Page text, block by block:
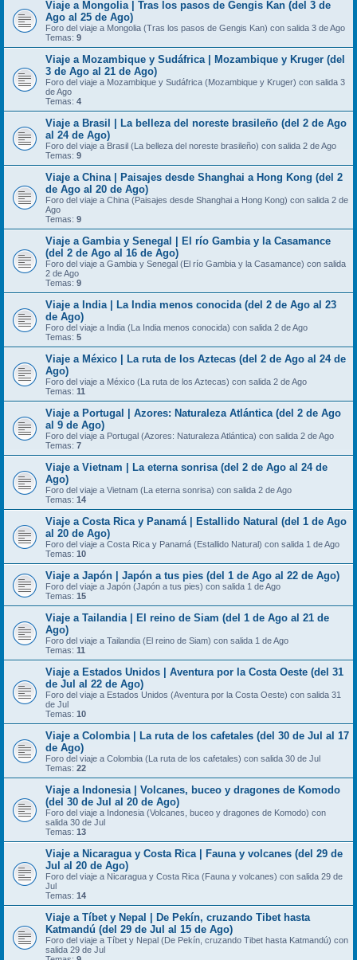
Viaje a Mongolia | Tras los pasos de Gengis Kan (del 3 de
Ago al 25 de Ago)
Foro del viaje a Mongolia (Tras los pasos de Gengis Kan) con salida 3 de Ago
Temas: 9
Viaje a Mozambique y Sudáfrica | Mozambique y Kruger (del
3 de Ago al 21 de Ago)
Foro del viaje a Mozambique y Sudáfrica (Mozambique y Kruger) con salida 3
de Ago
Temas: 4
Viaje a Brasil | La belleza del noreste brasileño (del 2 de Ago
al 24 de Ago)
Foro del viaje a Brasil (La belleza del noreste brasileño) con salida 2 de Ago
Temas: 9
Viaje a China | Paisajes desde Shanghai a Hong Kong (del 2
de Ago al 20 de Ago)
Foro del viaje a China (Paisajes desde Shanghai a Hong Kong) con salida 2 de
Ago
Temas: 9
Viaje a Gambia y Senegal | El río Gambia y la Casamance
(del 2 de Ago al 16 de Ago)
Foro del viaje a Gambia y Senegal (El río Gambia y la Casamance) con salida
2 de Ago
Temas: 9
Viaje a India | La India menos conocida (del 2 de Ago al 23
de Ago)
Foro del viaje a India (La India menos conocida) con salida 2 de Ago
Temas: 5
Viaje a México | La ruta de los Aztecas (del 2 de Ago al 24 de
Ago)
Foro del viaje a México (La ruta de los Aztecas) con salida 2 de Ago
Temas: 11
Viaje a Portugal | Azores: Naturaleza Atlántica (del 2 de Ago
al 9 de Ago)
Foro del viaje a Portugal (Azores: Naturaleza Atlántica) con salida 2 de Ago
Temas: 7
Viaje a Vietnam | La eterna sonrisa (del 2 de Ago al 24 de
Ago)
Foro del viaje a Vietnam (La eterna sonrisa) con salida 2 de Ago
Temas: 14
Viaje a Costa Rica y Panamá | Estallido Natural (del 1 de Ago
al 20 de Ago)
Foro del viaje a Costa Rica y Panamá (Estallido Natural) con salida 1 de Ago
Temas: 10
Viaje a Japón | Japón a tus pies (del 1 de Ago al 22 de Ago)
Foro del viaje a Japón (Japón a tus pies) con salida 1 de Ago
Temas: 15
Viaje a Tailandia | El reino de Siam (del 1 de Ago al 21 de
Ago)
Foro del viaje a Tailandia (El reino de Siam) con salida 1 de Ago
Temas: 11
Viaje a Estados Unidos | Aventura por la Costa Oeste (del 31
de Jul al 22 de Ago)
Foro del viaje a Estados Unidos (Aventura por la Costa Oeste) con salida 31
de Jul
Temas: 10
Viaje a Colombia | La ruta de los cafetales (del 30 de Jul al 17
de Ago)
Foro del viaje a Colombia (La ruta de los cafetales) con salida 30 de Jul
Temas: 22
Viaje a Indonesia | Volcanes, buceo y dragones de Komodo
(del 30 de Jul al 20 de Ago)
Foro del viaje a Indonesia (Volcanes, buceo y dragones de Komodo) con
salida 30 de Jul
Temas: 13
Viaje a Nicaragua y Costa Rica | Fauna y volcanes (del 29 de
Jul al 20 de Ago)
Foro del viaje a Nicaragua y Costa Rica (Fauna y volcanes) con salida 29 de
Jul
Temas: 14
Viaje a Tíbet y Nepal | De Pekín, cruzando Tibet hasta
Katmandú (del 29 de Jul al 15 de Ago)
Foro del viaje a Tíbet y Nepal (De Pekín, cruzando Tibet hasta Katmandú) con
salida 29 de Jul